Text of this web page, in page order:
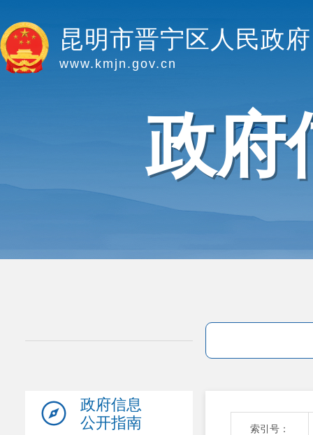
昆明市晋宁区人民政府
www.kmjn.gov.cn
政府
政府信息
公开指南
索引号：